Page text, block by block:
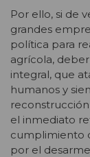
Por ello, si de
grandes
política para
agrícola,
integral, que
humanos y
el inmediato
cumplimiento
por el